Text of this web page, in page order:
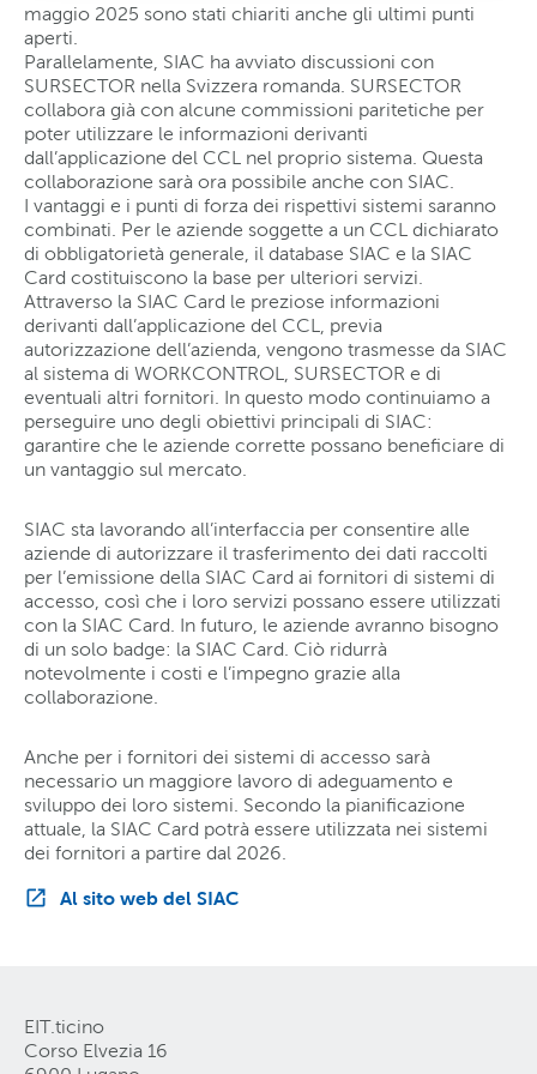
maggio 2025 sono stati chiariti anche gli ultimi punti
aperti.
Parallelamente, SIAC ha avviato discussioni con
SURSECTOR nella Svizzera romanda. SURSECTOR
collabora già con alcune commissioni paritetiche per
poter utilizzare le informazioni derivanti
dall’applicazione del CCL nel proprio sistema. Questa
collaborazione sarà ora possibile anche con SIAC.
I vantaggi e i punti di forza dei rispettivi sistemi saranno
combinati. Per le aziende soggette a un CCL dichiarato
di obbligatorietà generale, il database SIAC e la SIAC
Card costituiscono la base per ulteriori servizi.
Attraverso la SIAC Card le preziose informazioni
derivanti dall’applicazione del CCL, previa
autorizzazione dell’azienda, vengono trasmesse da SIAC
al sistema di WORKCONTROL, SURSECTOR e di
eventuali altri fornitori. In questo modo continuiamo a
perseguire uno degli obiettivi principali di SIAC:
garantire che le aziende corrette possano beneficiare di
un vantaggio sul mercato.
SIAC sta lavorando all’interfaccia per consentire alle
aziende di autorizzare il trasferimento dei dati raccolti
per l’emissione della SIAC Card ai fornitori di sistemi di
accesso, così che i loro servizi possano essere utilizzati
con la SIAC Card. In futuro, le aziende avranno bisogno
di un solo badge: la SIAC Card. Ciò ridurrà
notevolmente i costi e l’impegno grazie alla
collaborazione.
Anche per i fornitori dei sistemi di accesso sarà
necessario un maggiore lavoro di adeguamento e
sviluppo dei loro sistemi. Secondo la pianificazione
attuale, la SIAC Card potrà essere utilizzata nei sistemi
dei fornitori a partire dal 2026.
Al sito web del SIAC
EIT.ticino
Corso Elvezia 16